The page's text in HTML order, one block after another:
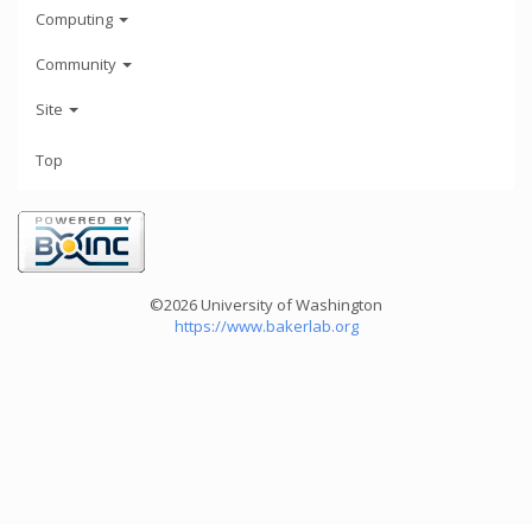
Computing
Community
Site
Top
©2026 University of Washington
https://www.bakerlab.org